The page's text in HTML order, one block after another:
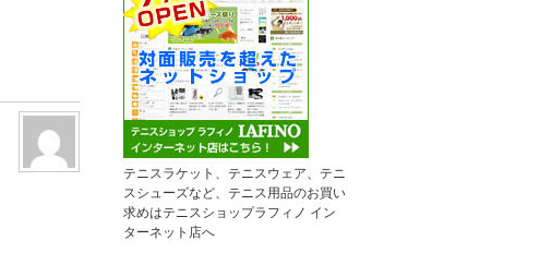
テニスラケット、テニスウェア、テニ
スシューズなど、テニス用品のお買い
求めはテニスショップラフィノ イン
ターネット店へ